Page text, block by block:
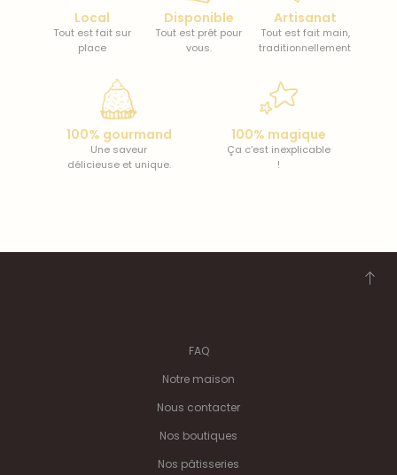
Local
Tout est fait sur
place
Disponible
Tout est prêt pour
vous.
Artisanat
Tout est fait main,
traditionnellement
100% gourmand
Une saveur
délicieuse et unique.
100% magique
Ça c’est inexplicable
!
FAQ
Notre maison
Nous contacter
Nos boutiques
Nos pâtisseries